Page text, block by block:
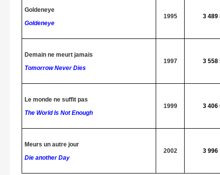
Goldeneye
Goldeneye
1995 3 489
Demain ne meurt jamais
Tomorrow Never Dies
1997 3 558
Le monde ne suffit pas
The World Is Not Enough
1999 3 406
Meurs un autre jour
Die another Day
2002 3 996